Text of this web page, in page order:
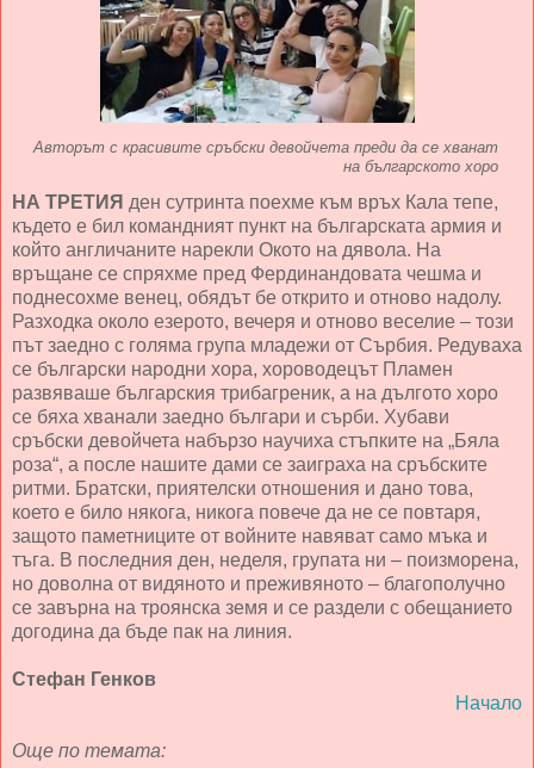
Авторът с красивите сръбски девойчета преди да се хванат
на българското хоро
НА ТРЕТИЯ ден сутринта поехме към връх Кала тепе,
където е бил командният пункт на българската армия и
който англичаните нарекли Окото на дявола. На
връщане се спряхме пред Фердинандовата чешма и
поднесохме венец, обядът бе открито и отново надолу.
Разходка около езерото, вечеря и отново веселие – този
път заедно с голяма група младежи от Сърбия. Редуваха
се български народни хора, хороводецът Пламен
развяваше българския трибагреник, а на дългото хоро
се бяха хванали заедно българи и сърби. Хубави
сръбски девойчета набързо научиха стъпките на „Бяла
роза“, а после нашите дами се заиграха на сръбските
ритми. Братски, приятелски отношения и дано това,
което е било някога, никога повече да не се повтаря,
защото паметниците от войните навяват само мъка и
тъга. В последния ден, неделя, групата ни – поизморена,
но доволна от видяното и преживяното – благополучно
се завърна на троянска земя и се раздели с обещанието
догодина да бъде пак на линия.
Стефан Генков
Начало
Още по темата: